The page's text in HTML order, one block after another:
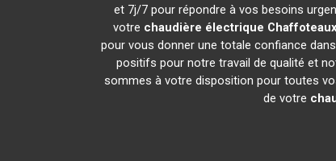
et 7j/7 pour répondre à vos besoins
votre chaudière électrique Chaffoteaux
pour vous donner une totale confiance
positifs pour notre travail de qualité et
sommes à votre disposition pour toutes
de votre